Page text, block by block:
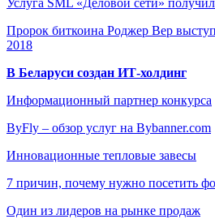
Услуга SML «Деловой сети»
Пророк биткоина Роджер Вер
2018
В Беларуси создан ИТ-холдинг
Информационный партнер конкурса
ByFly – обзор услуг на Bybanner.com
Инновационные тепловые завесы
7 причин, почему нужно посетить
Один из лидеров на рынке продаж